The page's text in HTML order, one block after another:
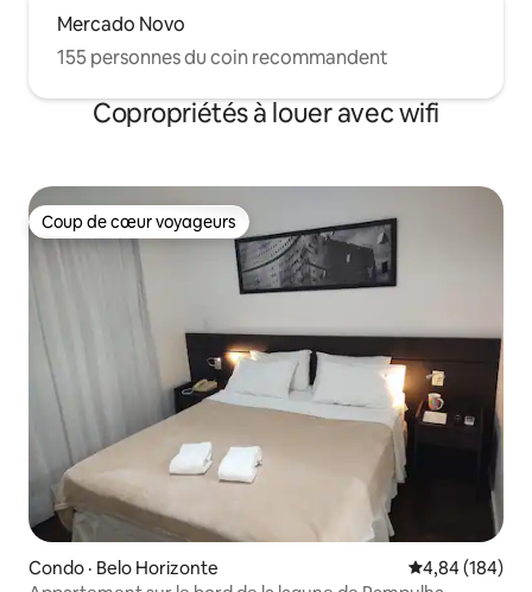
Mercado Novo
155 personnes du coin recommandent
Copropriétés à louer avec wifi
Coup de cœur voyageurs
Coup de cœur voyageurs
Condo · Belo Horizonte Note
4,84 (184)